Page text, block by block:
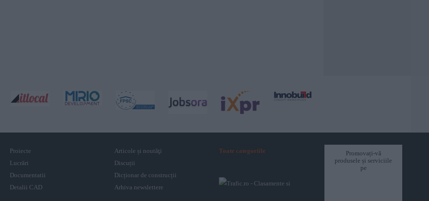
Proiecte
Lucrări
Documentatii
Detalii CAD
Articole și noutăţi
Discuții
Dicționar de construcții
Arhiva newslettere
Toate categoriile
Promovați-vă
produsele și serviciile
pe